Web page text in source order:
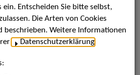
als PDF speichern
/ Outdoor, Sonstige Shows
ein. Entscheiden Sie bitte selbst,
Die Arten von Cookies
beschrieben. Weitere Informationen
Datenschutzerklärung